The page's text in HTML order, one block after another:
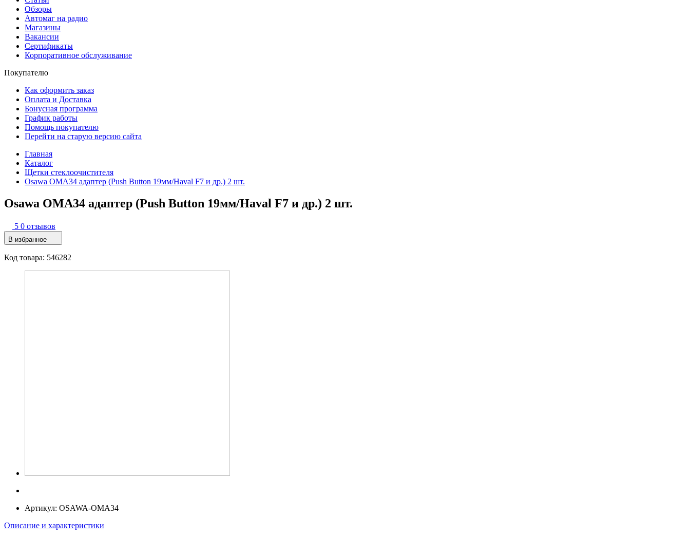
Обзоры
Автомаг на радио
Магазины
Вакансии
Сертификаты
Корпоративное обслуживание
Покупателю
Как оформить заказ
Оплата и Доставка
Бонусная программа
График работы
Помощь покупателю
Перейти на старую версию сайта
Главная
Каталог
Щетки стеклоочистителя
Osawa OMA34 адаптер (Push Button 19мм/Haval F7 и др.) 2 шт.
Osawa OMA34 адаптер (Push Button 19мм/Haval F7 и др.) 2 шт.
5 0 отзывов
В избранное
Код товара: 546282
Артикул: OSAWA-OMA34
Описание и характеристики